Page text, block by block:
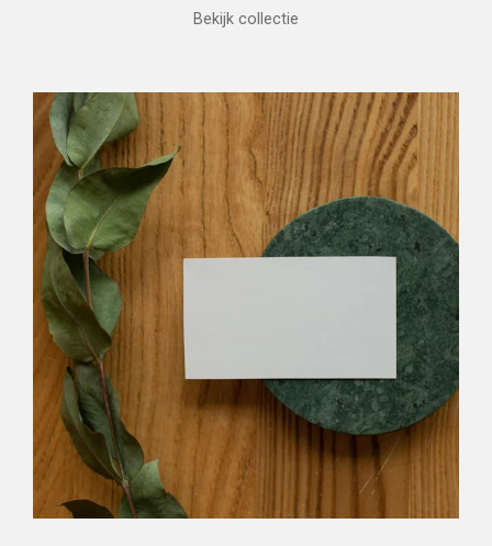
Bekijk collectie